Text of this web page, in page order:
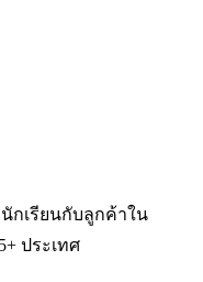
นักเรียนกับลูกค้าใน
ประเทศ